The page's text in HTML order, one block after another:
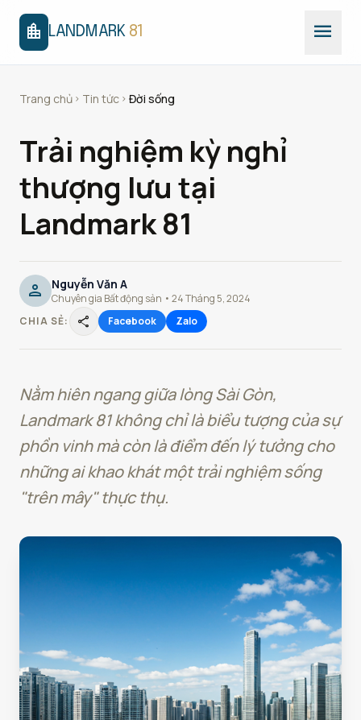
location_city LANDMARK 81 menu
Trang chủ chevron_right Tin tức chevron_right Đời sống
Trải nghiệm kỳ nghỉ
thượng lưu tại
Landmark 81
person Nguyễn Văn A
Chuyên gia Bất động sản • 24 Tháng 5, 2024
CHIA SẺ:
share Facebook Zalo
Nằm hiên ngang giữa lòng Sài Gòn,
Landmark 81 không chỉ là biểu tượng của sự
phồn vinh mà còn là điểm đến lý tưởng cho
những ai khao khát một trải nghiệm sống
"trên mây" thực thụ.